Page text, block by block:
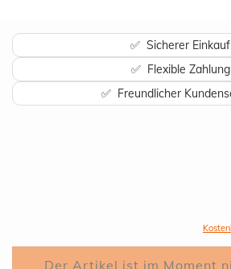
✅ Sicherer Einkauf
✅ Flexible Zahlung
✅ Freundlicher